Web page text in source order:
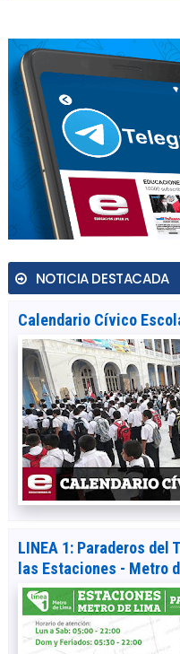
NOTICIA DESTACADA
Calendario Cívico
LINEA 1: Paraderos del
las Estaciones - Metro